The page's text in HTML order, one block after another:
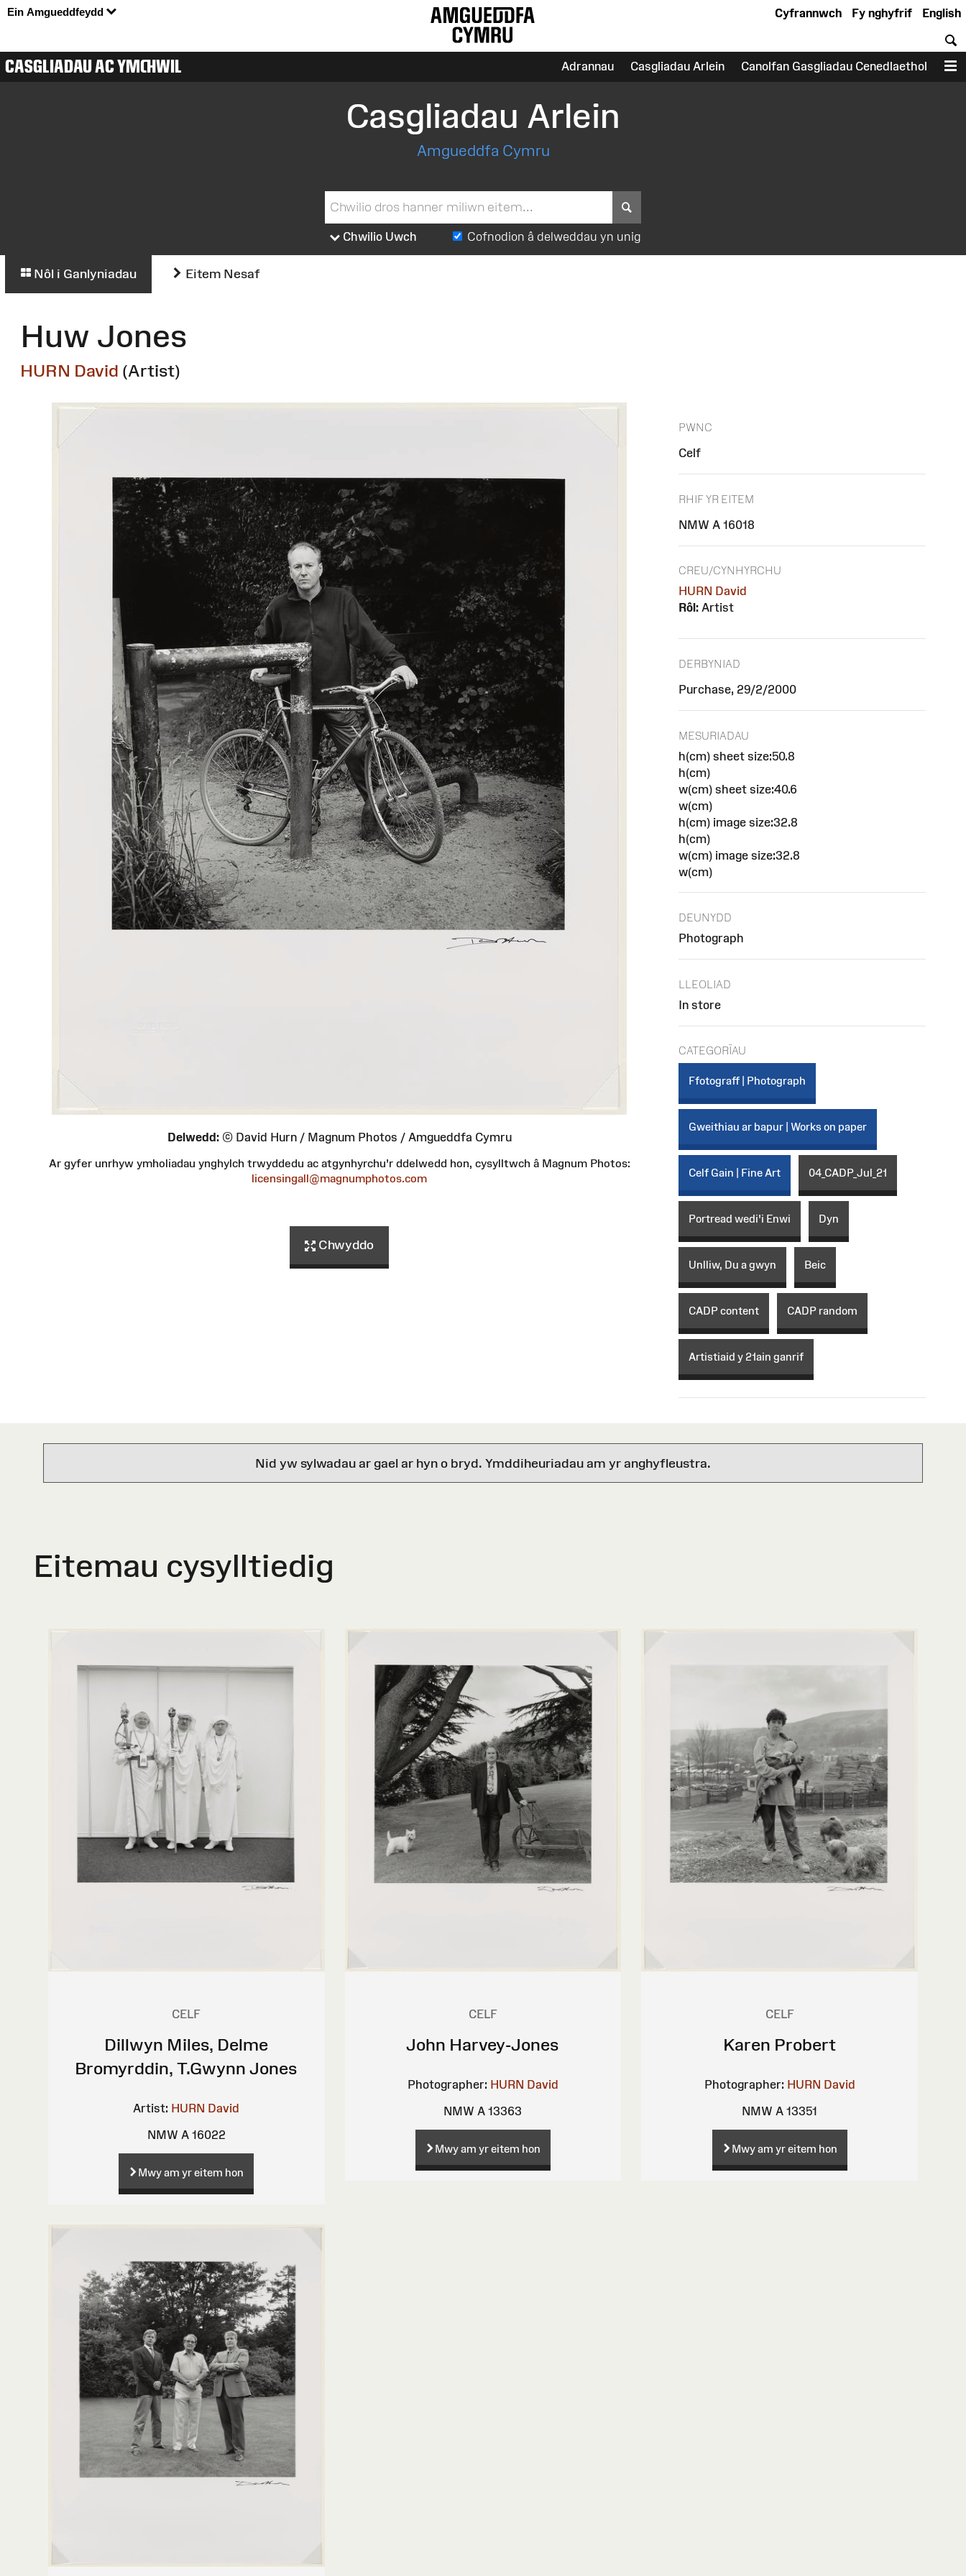
Ein Amgueddfeydd English
Fy nghyfrif
Cyfrannwch
CASGLIADAU AC YMCHWIL Adrannau Casgliadau Arlein Canolfan Gasgliadau Cenedlaethol
Casgliadau Arlein
Amgueddfa Cymru
Chwilio Uwch Cofnodion â delweddau yn unig
Nôl i Ganlyniadau Eitem Nesaf
Huw Jones
HURN David (Artist)
Delwedd:© David Hurn / Magnum Photos / Amgueddfa Cymru
Ar gyfer unrhyw ymholiadau ynghylch trwyddedu ac atgynhyrchu'r ddelwedd hon, cysylltwch â Magnum Photos:
licensingall@magnumphotos.com
Chwyddo
PWNC
Celf
RHIF YR EITEM
NMW A 16018
CREU/CYNHYRCHU
HURN David
Rôl: Artist
DERBYNIAD
Purchase, 29/2/2000
MESURIADAU
h(cm) sheet size:50.8
h(cm)
w(cm) sheet size:40.6
w(cm)
h(cm) image size:32.8
h(cm)
w(cm) image size:32.8
w(cm)
DEUNYDD
Photograph
LLEOLIAD
In store
CATEGORÏAU
Ffotograff | Photograph
Gweithiau ar bapur | Works on paper
Celf Gain | Fine Art 04_CADP_Jul_21
Portread wedi'i Enwi Dyn
Unlliw, Du a gwyn Beic
CADP content CADP random
Artistiaid y 21ain ganrif
Nid yw sylwadau ar gael ar hyn o bryd. Ymddiheuriadau am yr anghyfleustra.
Eitemau cysylltiedig
CELF
Dillwyn Miles, Delme
Bromyrddin, T.Gwynn Jones
Artist: HURN David
NMW A 16022
Mwy am yr eitem hon
CELF
John Harvey-Jones
Photographer: HURN David
NMW A 13363
Mwy am yr eitem hon
CELF
Karen Probert
Photographer: HURN David
NMW A 13351
Mwy am yr eitem hon